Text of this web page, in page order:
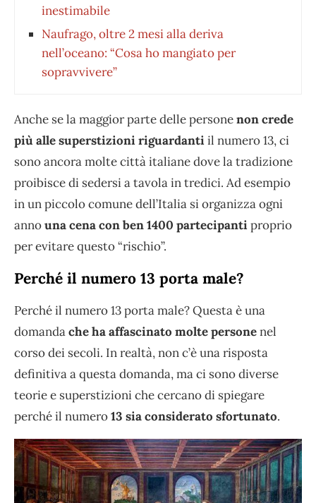
inestimabile
Naufrago, oltre 2 mesi alla deriva
nell’oceano: “Cosa ho mangiato per
sopravvivere”
Anche se la maggior parte delle personenon crede
più alle superstizioni riguardantiil numero 13, ci
sono ancora molte città italiane dove la tradizione
proibisce di sedersi a tavola in tredici. Ad esempio
in un piccolo comune dell’Italia si organizza ogni
announa cena con ben 1400 partecipantiproprio
per evitare questo “rischio”.
Perché il numero 13 porta male?
Perché il numero 13 porta male? Questa è una
domandache ha affascinato molte personenel
corso dei secoli. In realtà, non c’è una risposta
definitiva a questa domanda, ma ci sono diverse
teorie e superstizioni che cercano di spiegare
perché il numero13 sia considerato sfortunato.